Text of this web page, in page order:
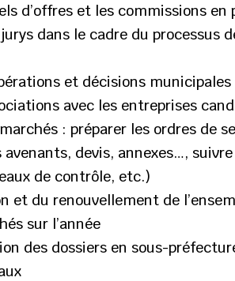
d’offres et les commissions en
dans le cadre du
et décisions municipales
avec les entreprises
: préparer les ordres de
avenants, devis, annexes…,
de contrôle, etc.)
et du renouvellement de
sur l’année
des dossiers en sous-